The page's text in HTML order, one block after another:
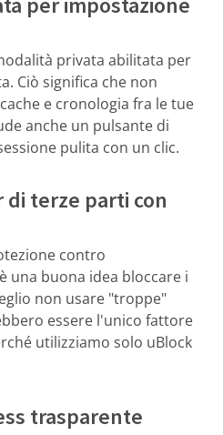
privata abilitata per
Ciò significa che non
e cronologia fra le tue
anche un pulsante di
pulita con un clic.
di terze parti con
contro
una buona idea bloccare i
non usare "troppe"
essere l'unico fattore
utilizziamo solo uBlock
trasparente